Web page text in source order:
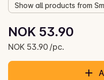
Show all products from
Current price is: NOK 53.90
NOK 53.90
NOK 53.90 /pc.
Unit price: NOK 53.90 /pc.